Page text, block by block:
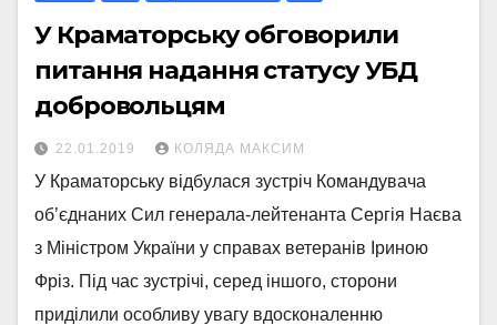
У Краматорську обговорили
питання надання статусу УБД
добровольцям
22.01.2019 КОЛЯДА МАКСИМ
У Краматорську відбулася зустріч Командувача
об’єднаних Сил генерала-лейтенанта Сергія Наєва
з Міністром України у справах ветеранів Іриною
Фріз. Під час зустрічі, серед іншого, сторони
приділили особливу увагу вдосконаленню